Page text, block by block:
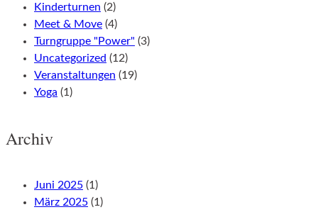
Kinderturnen (2)
Meet & Move (4)
Turngruppe "Power" (3)
Uncategorized (12)
Veranstaltungen (19)
Yoga (1)
Archiv
Juni 2025 (1)
März 2025 (1)